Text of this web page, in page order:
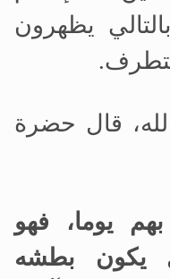
يظهرون
قال حضرة
يوما، فهو
يكون بطشه